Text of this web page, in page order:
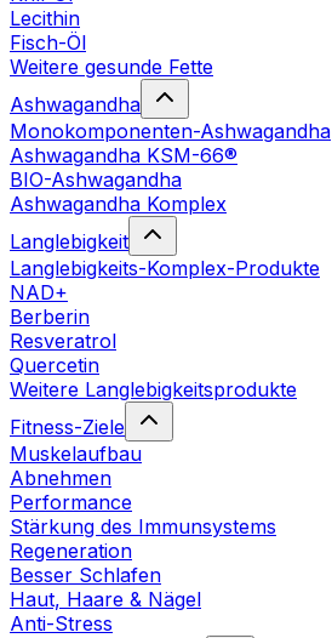
Lecithin
Fisch-Öl
Weitere gesunde Fette
Ashwagandha
Monokomponenten-Ashwagandha
Ashwagandha KSM-66®
BIO-Ashwagandha
Ashwagandha Komplex
Langlebigkeit
Langlebigkeits-Komplex-Produkte
NAD+
Berberin
Resveratrol
Quercetin
Weitere Langlebigkeitsprodukte
Fitness-Ziele
Muskelaufbau
Abnehmen
Performance
Stärkung des Immunsystems
Regeneration
Besser Schlafen
Haut, Haare & Nägel
Anti-Stress